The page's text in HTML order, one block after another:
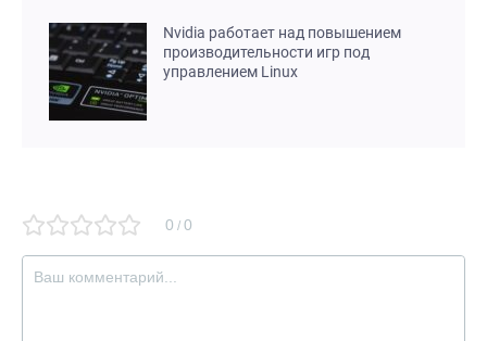
Nvidia работает над повышением
производительности игр под
управлением Linux
0 / 0